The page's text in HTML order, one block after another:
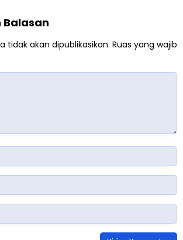
tidak akan dipublikasikan. Ruas yang wajib